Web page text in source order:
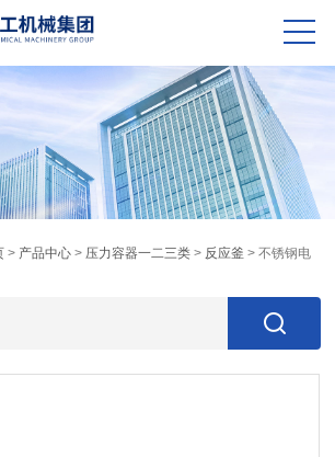
> 产品中心 > 压力容器一二三类 > 反应釜 > 不锈钢电